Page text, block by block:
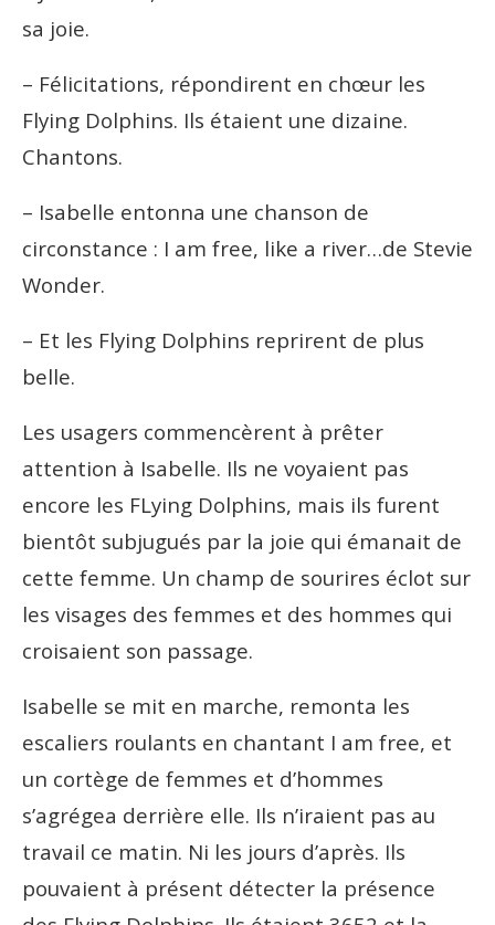
sa joie.
– Félicitations, répondirent en chœur les
Flying Dolphins. Ils étaient une dizaine.
Chantons.
– Isabelle entonna une chanson de
circonstance : I am free, like a river…de Stevie
Wonder.
– Et les Flying Dolphins reprirent de plus
belle.
Les usagers commencèrent à prêter
attention à Isabelle. Ils ne voyaient pas
encore les FLying Dolphins, mais ils furent
bientôt subjugués par la joie qui émanait de
cette femme. Un champ de sourires éclot sur
les visages des femmes et des hommes qui
croisaient son passage.
Isabelle se mit en marche, remonta les
escaliers roulants en chantant I am free, et
un cortège de femmes et d’hommes
s’agrégea derrière elle. Ils n’iraient pas au
travail ce matin. Ni les jours d’après. Ils
pouvaient à présent détecter la présence